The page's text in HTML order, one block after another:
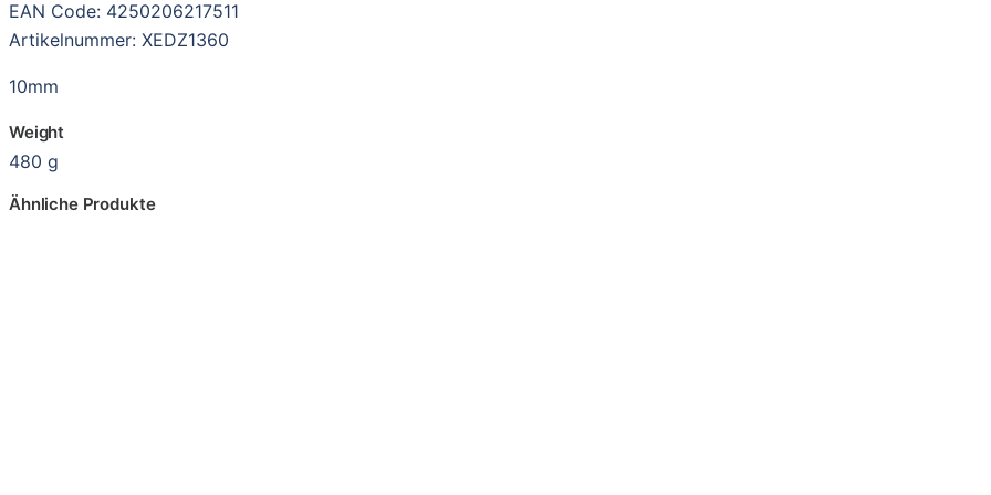
EAN Code: 4250206217511
Artikelnummer: XEDZ1360
10mm
Weight
480 g
Ähnliche Produkte